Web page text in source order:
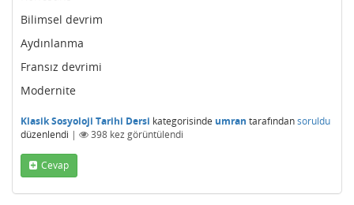
Bilimsel devrim
Aydınlanma
Fransız devrimi
Modernite
Klasik Sosyoloji Tarihi Dersi kategorisinde umran tarafındansoruldu
düzenlendi | 398 kez görüntülendi
Cevap